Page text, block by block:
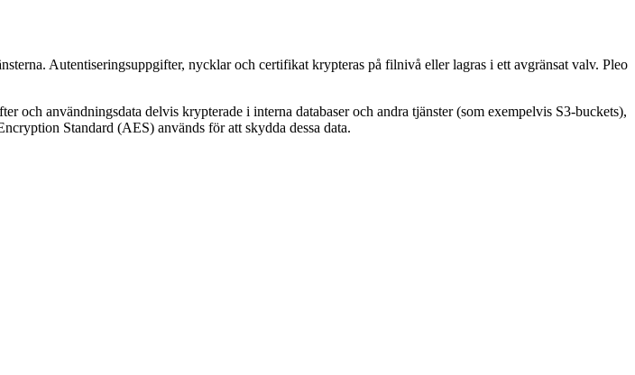
Autentiseringsuppgifter, nycklar och certifikat krypteras på filnivå eller lagras i ett avgränsat valv. Pleo
och användningsdata delvis krypterade i interna databaser och andra tjänster (som exempelvis S3-buckets),
Standard (AES) används för att skydda dessa data.
hanterar server-onboarding, nätverksadministration, etc. MFA krävs också för VPN-nätverksåtkomst